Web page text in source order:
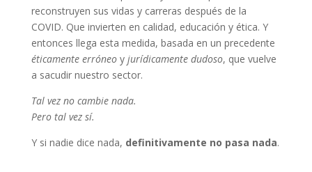
reconstruyen sus vidas y carreras después de la
COVID. Que invierten en calidad, educación y ética. Y
entonces llega esta medida, basada en un precedente
éticamente erróneoy jurídicamente dudoso, que vuelve
a sacudir nuestro sector.
Tal vez no cambie nada.
Pero tal vez sí.
Y si nadie dice nada, definitivamente no pasa nada.